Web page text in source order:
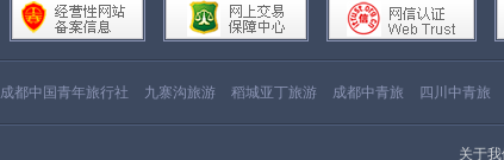
成都中国青年旅行社 九寨沟旅游 稻城亚丁旅游 成都中青旅 四川中青旅
关于我